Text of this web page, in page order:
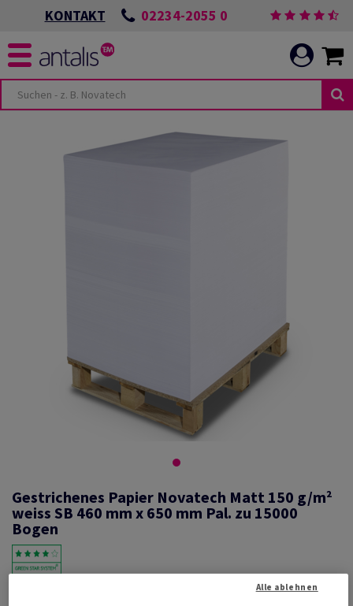
KONTAKT 02234-2055 0
Gestrichenes Papier Novatech Matt 150 g/m²
weiss SB 460 mm x 650 mm Pal. zu 15000
Bogen
Alle ablehnen